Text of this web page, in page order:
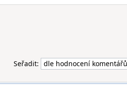
Seřadit: